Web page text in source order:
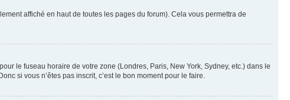
affiché en haut de toutes les pages du forum). Cela vous permettra de
le fuseau horaire de votre zone (Londres, Paris, New York, Sydney, etc.) dans le
si vous n’êtes pas inscrit, c’est le bon moment pour le faire.